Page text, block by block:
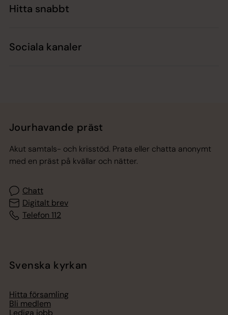
Hitta snabbt
Sociala kanaler
Jourhavande präst
Akut samtals- och krisstöd. Prata eller chatta anonymt
med en präst på kvällar och nätter.
Chatt
Digitalt brev
Telefon 112
Svenska kyrkan
Hitta församling
Bli medlem
Lediga jobb